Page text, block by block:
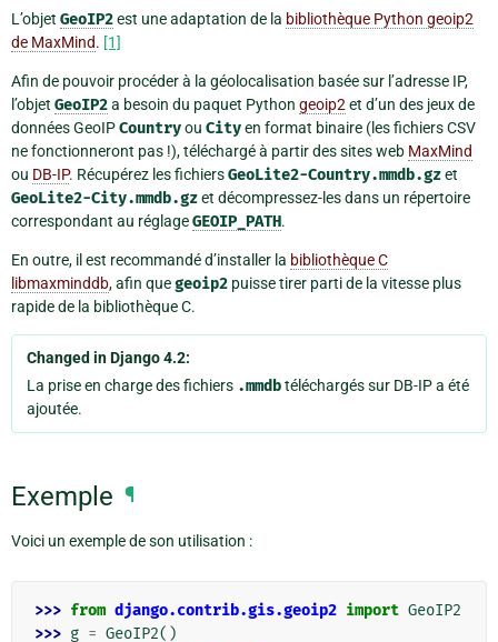
L’objet GeoIP2est une adaptation de la bibliothèque Python geoip2
de MaxMind. [1]
Afin de pouvoir procéder à la géolocalisation basée sur l’adresse IP,
l’objet GeoIP2a besoin du paquet Python geoip2 et d’un des jeux de
données GeoIPCountryou Cityen format binaire (les fichiers CSV
ne fonctionneront pas !), téléchargé à partir des sites web MaxMind
ou DB-IP. Récupérez les fichiersGeoLite2-Country.mmdb.gzet
GeoLite2-City.mmdb.gzet décompressez-les dans un répertoire
correspondant au réglageGEOIP_PATH.
En outre, il est recommandé d’installer la bibliothèque C
libmaxminddb, afin quegeoip2 puisse tirer parti de la vitesse plus
rapide de la bibliothèque C.
Changed in Django 4.2:
La prise en charge des fichiers .mmdbtéléchargés sur DB-IP a été
ajoutée.
Exemple ¶
Voici un exemple de son utilisation :
>>> from django.contrib.gis.geoip2 import GeoIP2
>>> g = GeoIP2()